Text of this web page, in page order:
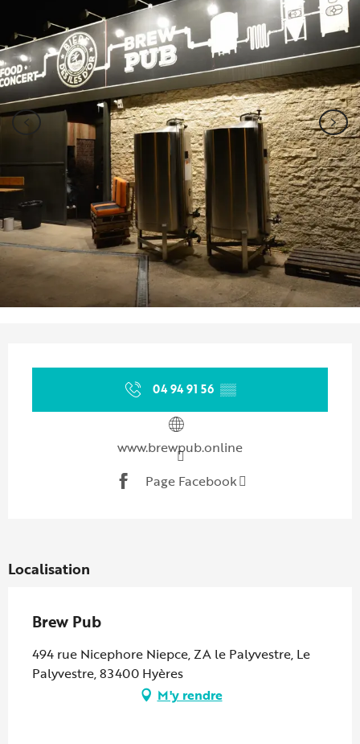
04 94 91 56 ▒▒
www.brewpub.online
Page Facebook
Localisation
Brew Pub
494 rue Nicephore Niepce, ZA le Palyvestre, Le
Palyvestre, 83400 Hyères
M'y rendre